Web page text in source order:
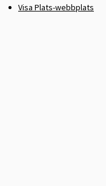
Visa Plats-webbplats